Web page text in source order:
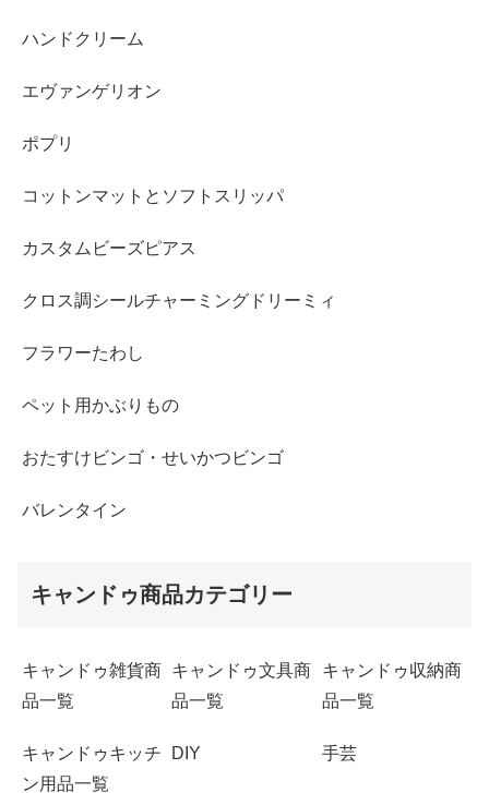
ハンドクリーム
エヴァンゲリオン
ポプリ
コットンマットとソフトスリッパ
カスタムビーズピアス
クロス調シールチャーミングドリーミィ
フラワーたわし
ペット用かぶりもの
おたすけビンゴ・せいかつビンゴ
バレンタイン
キャンドゥ商品カテゴリー
キャンドゥ雑貨商
品一覧
キャンドゥ文具商
品一覧
キャンドゥ収納商
品一覧
キャンドゥキッチ
ン用品一覧
DIY 手芸